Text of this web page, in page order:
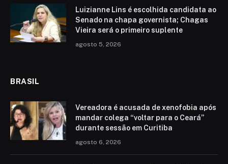
Luizianne Lins é escolhida candidata ao
Senado na chapa governista; Chagas
Vieira será o primeiro suplente
agosto 5, 2026
BRASIL
Vereadora é acusada de xenofobia após
mandar colega “voltar para o Ceará”
durante sessão em Curitiba
agosto 6, 2026